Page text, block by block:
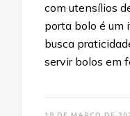
com utensílios
porta bolo é um
busca
servir bolos em